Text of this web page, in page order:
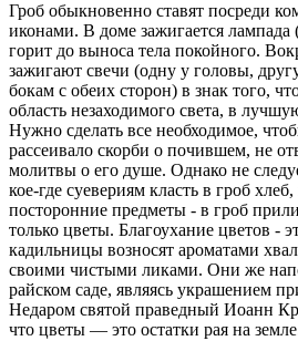
Гроб обыкновенно ставят посреди
иконами. В доме зажигается лампада
горит до выноса тела покойного.
зажигают свечи (одну у головы,
бокам с обеих сторон) в знак того,
область незаходимого света, в
Нужно сделать все необходимое,
рассеивало скорби о почившем, не
молитвы о его душе. Однако не
кое-где суевериям класть в гроб
посторонние предметы - в гроб
только цветы. Благоухание цветов -
кадильницы возносят ароматами
своими чистыми ликами. Они же
райском саде, являясь украшением
Недаром святой праведный Иоанн
что цветы — это остатки рая на